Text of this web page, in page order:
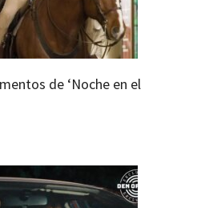
de ‘Noche en el